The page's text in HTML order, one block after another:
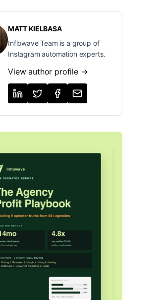
MATT KIELBASA
Inflowave Team is a group of
Instagram automation experts.
View author profile →